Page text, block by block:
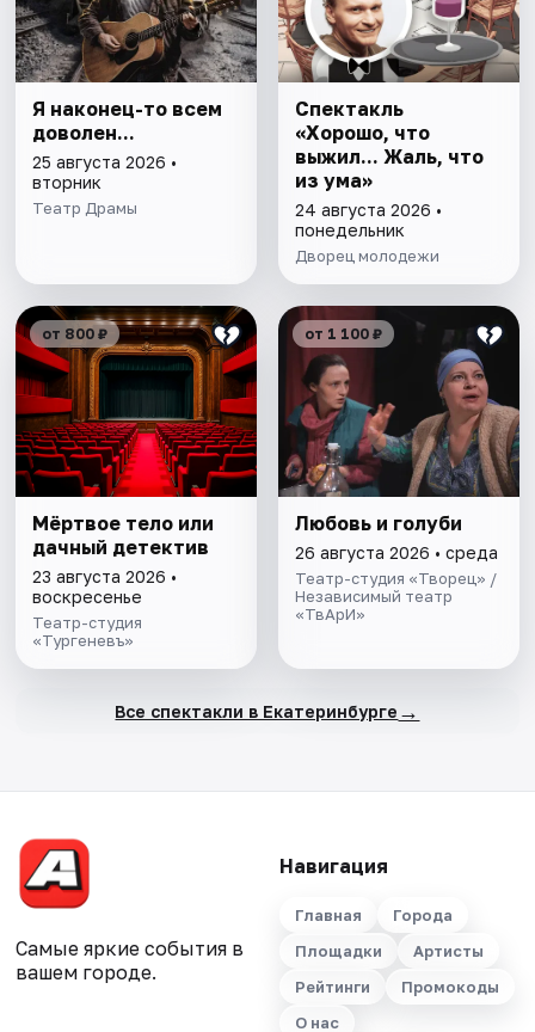
Я наконец-то всем
доволен...
25 августа 2026 •
вторник
Театр Драмы
Спектакль
«Хорошо, что
выжил... Жаль, что
из ума»
24 августа 2026 •
понедельник
Дворец молодежи
от 800 ₽
Мёртвое тело или
дачный детектив
23 августа 2026 •
воскресенье
Театр-студия
«Тургеневъ»
от 1 100 ₽
Любовь и голуби
26 августа 2026 • среда
Театр-студия «Творец» /
Независимый театр
«ТвАрИ»
Все спектакли в Екатеринбурге →
Самые яркие события в
вашем городе.
Навигация
Главная
Города
Площадки
Артисты
Рейтинги
Промокоды
О нас